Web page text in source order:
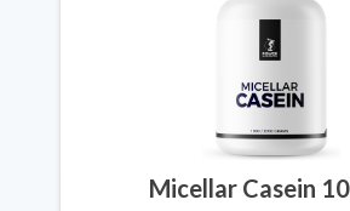
Micellar Casein